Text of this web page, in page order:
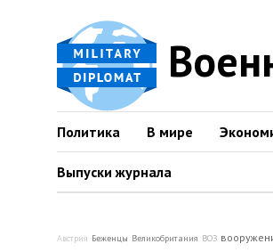
Политика В мире
Выпуски журнала
Австрия Беженцы Великобритания ВОЗ